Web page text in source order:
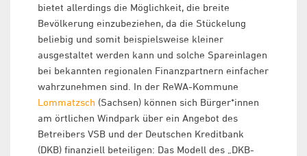
bietet allerdings die Möglichkeit, die breite
Bevölkerung einzubeziehen, da die Stückelung
beliebig und somit beispielsweise kleiner
ausgestaltet werden kann und solche Spareinlagen
bei bekannten regionalen Finanzpartnern einfacher
wahrzunehmen sind. In der ReWA-Kommune
Lommatzsch (Sachsen) können sich Bürger*innen
am örtlichen Windpark über ein Angebot des
Betreibers VSB und der Deutschen Kreditbank
(DKB) finanziell beteiligen: Das Modell des „DKB-